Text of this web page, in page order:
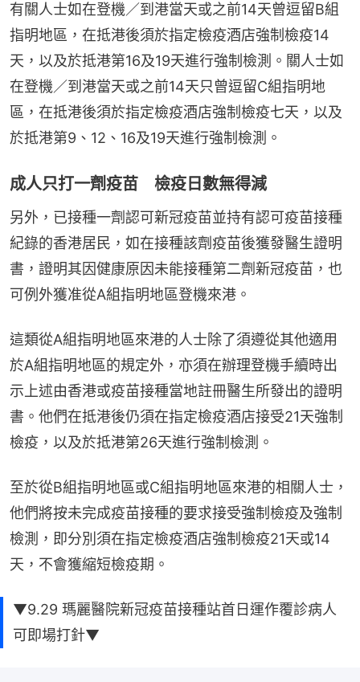
有關人士如在登機／到港當天或之前14天曾逗留B組
指明地區，在抵港後須於指定檢疫酒店強制檢疫14
天，以及於抵港第16及19天進行強制檢測。關人士如
在登機／到港當天或之前14天只曾逗留C組指明地
區，在抵港後須於指定檢疫酒店強制檢疫七天，以及
於抵港第9、12、16及19天進行強制檢測。
成人只打一劑疫苗 檢疫日數無得減
另外，已接種一劑認可新冠疫苗並持有認可疫苗接種
紀錄的香港居民，如在接種該劑疫苗後獲發醫生證明
書，證明其因健康原因未能接種第二劑新冠疫苗，也
可例外獲准從A組指明地區登機來港。
這類從A組指明地區來港的人士除了須遵從其他適用
於A組指明地區的規定外，亦須在辦理登機手續時出
示上述由香港或疫苗接種當地註冊醫生所發出的證明
書。他們在抵港後仍須在指定檢疫酒店接受21天強制
檢疫，以及於抵港第26天進行強制檢測。
至於從B組指明地區或C組指明地區來港的相關人士，
他們將按未完成疫苗接種的要求接受強制檢疫及強制
檢測，即分別須在指定檢疫酒店強制檢疫21天或14
天，不會獲縮短檢疫期。
▼9.29 瑪麗醫院新冠疫苗接種站首日運作覆診病人
可即場打針▼